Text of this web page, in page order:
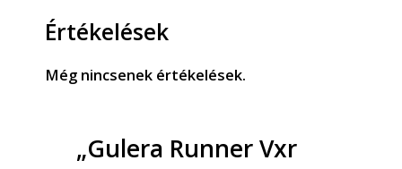
Értékelések
Még nincsenek értékelések.
„Gulera Runner Vxr